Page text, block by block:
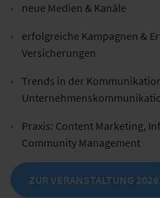
neue Medien & Kanäle
erfolgreiche Kampagnen &
Versicherungen
Trends in der
Praxis: Content Marketing,
Community Management
ZUR VERANSTALTUNG 2026